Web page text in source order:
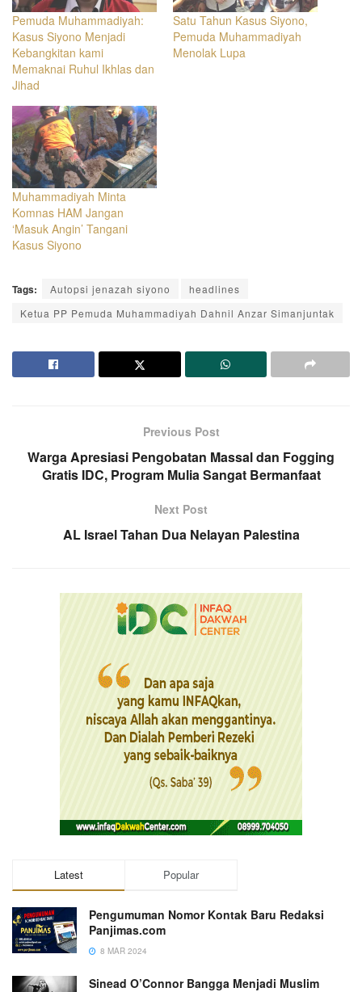
Pemuda Muhammadiyah:
Kasus Siyono Menjadi
Kebangkitan kami
Memaknai Ruhul Ikhlas dan
Jihad
Satu Tahun Kasus Siyono,
Pemuda Muhammadiyah
Menolak Lupa
Muhammadiyah Minta
Komnas HAM Jangan
‘Masuk Angin’ Tangani
Kasus Siyono
Tags: Autopsi jenazah siyono
headlines
Ketua PP Pemuda Muhammadiyah Dahnil Anzar Simanjuntak
Previous Post
Warga Apresiasi Pengobatan Massal dan Fogging
Gratis IDC, Program Mulia Sangat Bermanfaat
Next Post
AL Israel Tahan Dua Nelayan Palestina
Latest Popular
Pengumuman Nomor Kontak Baru Redaksi
Panjimas.com
8 MAR 2024
Sinead O’Connor Bangga Menjadi Muslim